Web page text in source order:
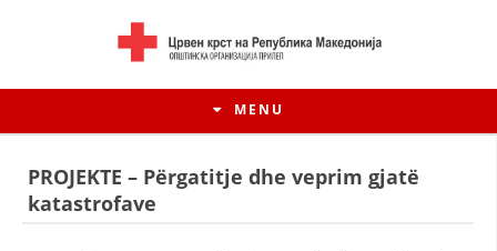
MENU
PROJEKTE – Përgatitje dhe veprim gjatë
katastrofave